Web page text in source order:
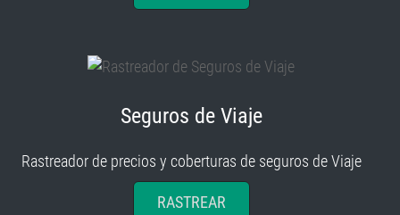
Seguros de Viaje
Rastreador de precios y coberturas de seguros de Viaje
RASTREAR